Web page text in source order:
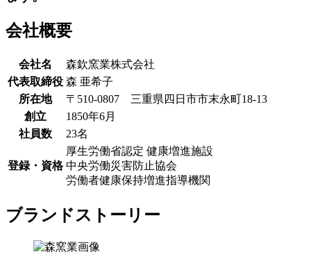
会社概要
会社名
森欽窯業株式会社
代表取締役 森 亜希子
所在地
〒510-0807 三重県四日市市末永町18-13
創立
1850年6月
社員数
23名
登録・資格
厚生労働省認定 健康増進施設
中央労働災害防止協会
労働者健康保持増進指導機関
ブランドストーリー